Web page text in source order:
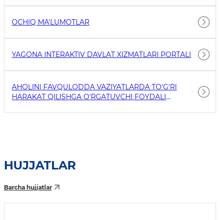
OCHIQ MA'LUMOTLAR
YAGONA INTERAKTIV DAVLAT XIZMATLARI PORTALI
AHOLINI FAVQULODDA VAZIYATLARDA TO'G'RI
HARAKAT QILISHGA O'RGATUVCHI FOYDALI
HUJJATLAR
Barcha hujjatlar